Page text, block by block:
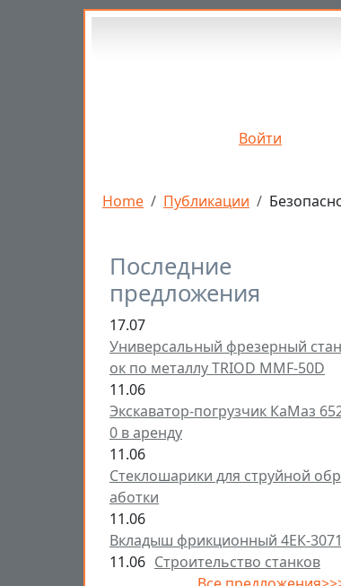
Перейти к основному содержанию
Войти
Строка
Home Публикации
Последние
предложения
17.07
Универсальный фрезерный стан
ок по металлу TRIOD MMF-50D
11.06
Экскаватор-погрузчик КаМаз
0 в аренду
11.06
Стеклошарики для струйной обр
аботки
11.06
Вкладыш фрикционный 4ЕК-3071
11.06 Строительство станков